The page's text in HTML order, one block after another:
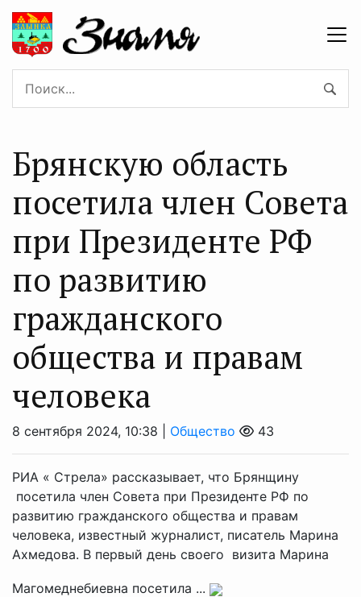
Брянскую область
посетила член Совета
при Президенте РФ
по развитию
гражданского
общества и правам
человека
8 сентября 2024, 10:38 | Общество 43
РИА « Стрела» рассказывает, что Брянщину
посетила член Совета при Президенте РФ по
развитию гражданского общества и правам
человека, известный журналист, писатель Марина
Ахмедова. В первый день своего визита Марина
Магомеднебиевна посетила ...